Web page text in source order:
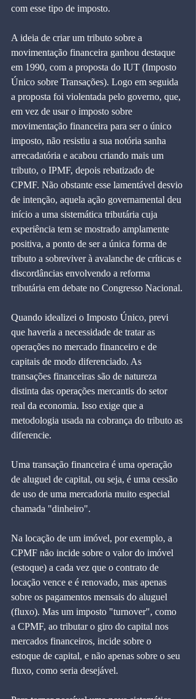
com esse tipo de imposto.
A ideia de criar um tributo sobre a
movimentação financeira ganhou destaque
em 1990, com a proposta do IUT (Imposto
Único sobre Transações). Logo em seguida
a proposta foi violentada pelo governo, que,
em vez de usar o imposto sobre
movimentação financeira para ser o único
imposto, não resistiu a sua notória sanha
arrecadatória e acabou criando mais um
tributo, o IPMF, depois rebatizado de
CPMF. Não obstante esse lamentável desvio
de intenção, aquela ação governamental deu
início a uma sistemática tributária cuja
experiência tem se mostrado amplamente
positiva, a ponto de ser a única forma de
tributo a sobreviver à avalanche de críticas e
discordâncias envolvendo a reforma
tributária em debate no Congresso Nacional.
Quando idealizei o Imposto Único, previ
que haveria a necessidade de tratar as
operações no mercado financeiro e de
capitais de modo diferenciado. As
transações financeiras são de natureza
distinta das operações mercantis do setor
real da economia. Isso exige que a
metodologia usada na cobrança do tributo as
diferencie.
Uma transação financeira é uma operação
de aluguel de capital, ou seja, é uma cessão
de uso de uma mercadoria muito especial
chamada "dinheiro".
Na locação de um imóvel, por exemplo, a
CPMF não incide sobre o valor do imóvel
(estoque) a cada vez que o contrato de
locação vence e é renovado, mas apenas
sobre os pagamentos mensais do aluguel
(fluxo). Mas um imposto "turnover", como
a CPMF, ao tributar o giro do capital nos
mercados financeiros, incide sobre o
estoque de capital, e não apenas sobre o seu
fluxo, como seria desejável.